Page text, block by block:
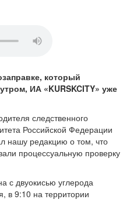
который
ИА «KURSKCITY» уже
следственного
Российской Федерации
нашу редакцию о том, что
процессуальную проверку
с двуокисью углерода
в 9:10 на территории